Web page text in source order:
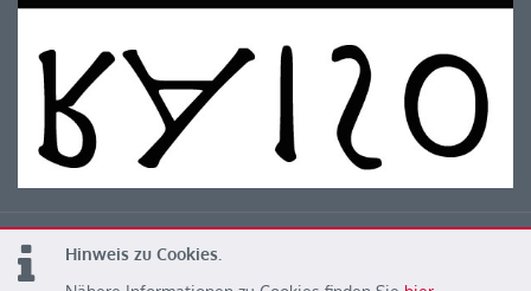
Hinweis zu Cookies.
© 2026 Kärntner Leichtathletik Verband